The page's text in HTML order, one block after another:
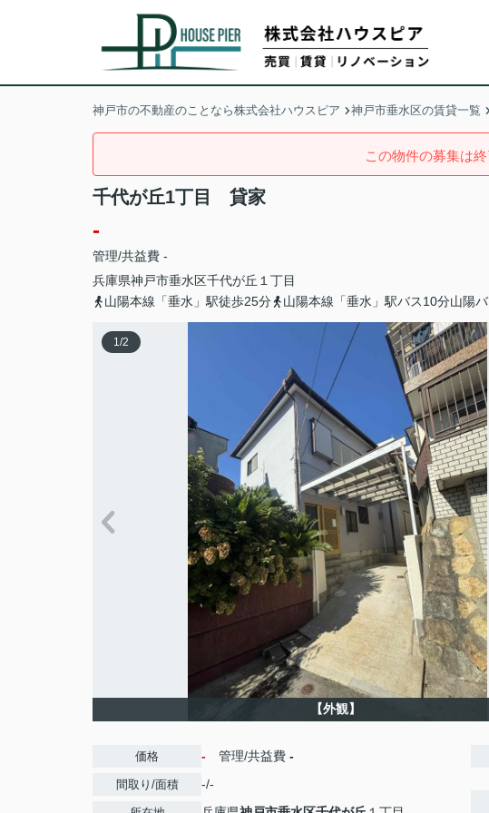
神戸市の不動産のことなら株式会社ハウスピア 神戸市垂水区の賃貸一覧
この物件の募集は終
千代が丘1丁目 貸家
-
管理/共益費 -
兵庫県神戸市垂水区千代が丘 １丁目
山陽本線「垂水」駅徒歩25分
山陽本線「垂水」駅バス10分山陽
1/2
【外観】
価格 - 管理/共益費 -
間取り/面積 -/-